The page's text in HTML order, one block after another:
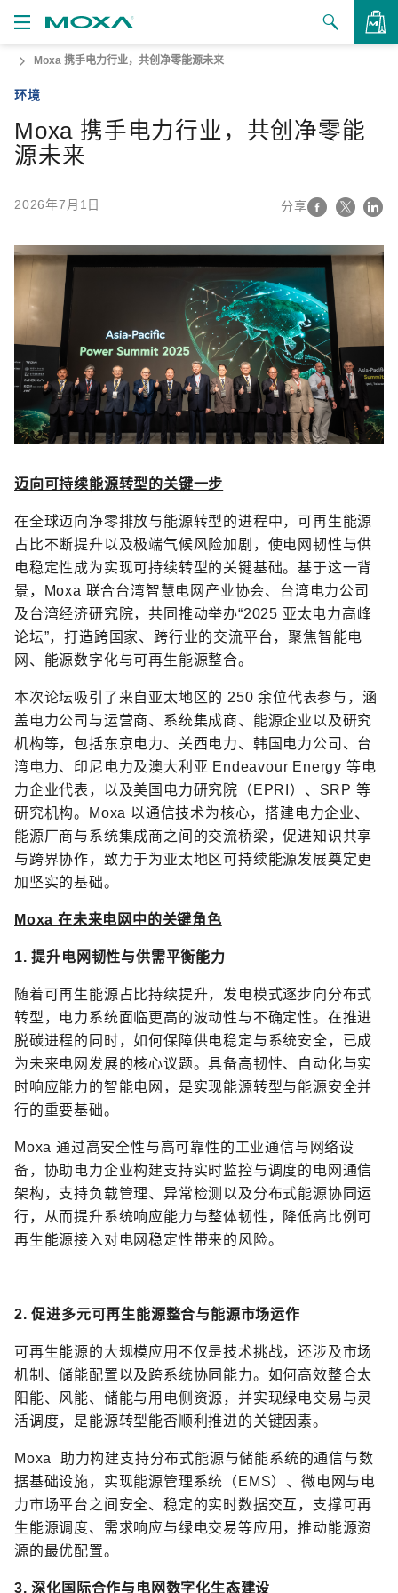
品
决方案
持
系我们
作伙伴专区
Moxa 携手电力行业，共创净零能源未来
环境
Moxa 携手电力行业，共创净零能
源未来
2026年7月1日 分享
迈向可持续能源转型的关键一步
在全球迈向净零排放与能源转型的进程中，可再生能源
占比不断提升以及极端气候风险加剧，使电网韧性与供
电稳定性成为实现可持续转型的关键基础。基于这一背
景，Moxa 联合台湾智慧电网产业协会、台湾电力公司
及台湾经济研究院，共同推动举办“2025 亚太电力高峰
论坛”，打造跨国家、跨行业的交流平台，聚焦智能电
网、能源数字化与可再生能源整合。
本次论坛吸引了来自亚太地区的 250 余位代表参与，涵
盖电力公司与运营商、系统集成商、能源企业以及研究
机构等，包括东京电力、关西电力、韩国电力公司、台
湾电力、印尼电力及澳大利亚 Endeavour Energy 等电
力企业代表，以及美国电力研究院（EPRI）、SRP 等
研究机构。Moxa 以通信技术为核心，搭建电力企业、
能源厂商与系统集成商之间的交流桥梁，促进知识共享
与跨界协作，致力于为亚太地区可持续能源发展奠定更
加坚实的基础。
Moxa 在未来电网中的关键角色
1. 提升电网韧性与供需平衡能力
随着可再生能源占比持续提升，发电模式逐步向分布式
转型，电力系统面临更高的波动性与不确定性。在推进
脱碳进程的同时，如何保障供电稳定与系统安全，已成
为未来电网发展的核心议题。具备高韧性、自动化与实
时响应能力的智能电网，是实现能源转型与能源安全并
行的重要基础。
Moxa 通过高安全性与高可靠性的工业通信与网络设
备，协助电力企业构建支持实时监控与调度的电网通信
架构，支持负载管理、异常检测以及分布式能源协同运
行，从而提升系统响应能力与整体韧性，降低高比例可
再生能源接入对电网稳定性带来的风险。
2. 促进多元可再生能源整合与能源市场运作
可再生能源的大规模应用不仅是技术挑战，还涉及市场
机制、储能配置以及跨系统协同能力。如何高效整合太
阳能、风能、储能与用电侧资源，并实现绿电交易与灵
活调度，是能源转型能否顺利推进的关键因素。
Moxa 助力构建支持分布式能源与储能系统的通信与数
据基础设施，实现能源管理系统（EMS）、微电网与电
力市场平台之间安全、稳定的实时数据交互，支撑可再
生能源调度、需求响应与绿电交易等应用，推动能源资
源的最优配置。
3. 深化国际合作与电网数字化生态建设